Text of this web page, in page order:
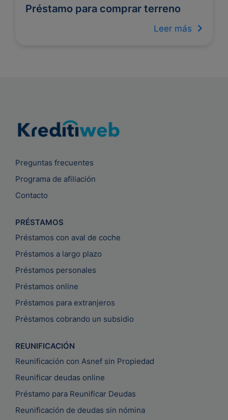
Préstamo para comprar terreno
Leer más
Preguntas frecuentes
Programa de afiliación
Contacto
PRÉSTAMOS
Préstamos con aval de coche
Préstamos a largo plazo
Préstamos personales
Préstamos online
Préstamos para extranjeros
Préstamos cobrando un subsidio
REUNIFICACIÓN
Reunificación con Asnef sin Propiedad
Reunificar deudas online
Préstamo para Reunificar Deudas
Reunificación de deudas sin nómina